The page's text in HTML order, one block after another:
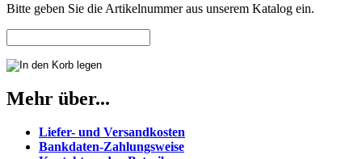
Bitte geben Sie die Artikelnummer aus unserem Katalog ein.
Mehr über...
Liefer- und Versandkosten
Bankdaten-Zahlungsweise